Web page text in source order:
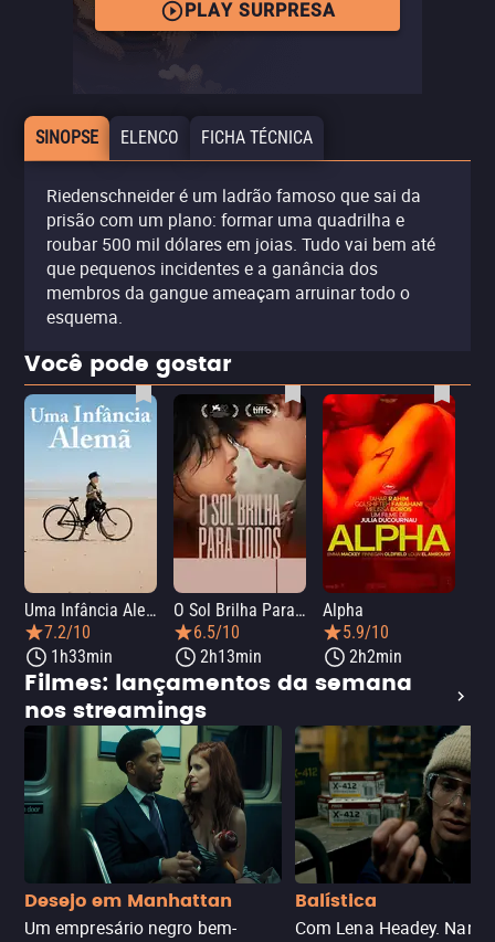
PLAY SURPRESA
SINOPSE ELENCO FICHA TÉCNICA
Riedenschneider é um ladrão famoso que sai da
prisão com um plano: formar uma quadrilha e
roubar 500 mil dólares em joias. Tudo vai bem até
que pequenos incidentes e a ganância dos
membros da gangue ameaçam arruinar todo o
esquema.
Você pode gostar
Uma Infância Alemã
7.2/10
1h33min
O Sol Brilha Para Todos
6.5/10
2h13min
Alpha
5.9/10
2h2min
Filmes: lançamentos da semana
nos streamings
Desejo em Manhattan
Um empresário negro bem-
Balística
Com Lena Headey.